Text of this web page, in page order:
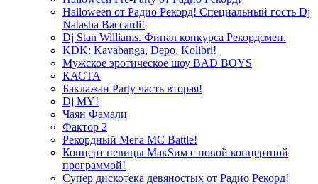
Halloween от Радио Рекорд! Специальный гость Dj
Natasha Baccardi!
Dj Stan Williams. Финал конкурса Рекордсмен.
KDK: Kavabanga, Depo, Kolibri!
Мужское эротическое шоу BAD BOYS
КАСТА
Баклажан Party часть вторая!
Dj MY!
Чаян Фамали
Фактор 2
Рекордный Мега МС Battle!
Концерт певицы МакSим с новой концертной
программой!
Супер дискотека девяностых от Радио Рекорд!